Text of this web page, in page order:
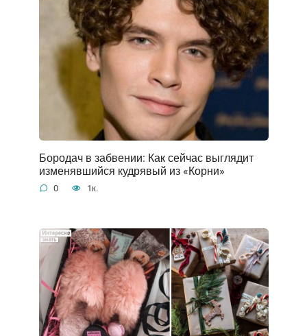
Бородач в забвении: Как сейчас выглядит
изменявшийся кудрявый из «Корни»
0 1к.